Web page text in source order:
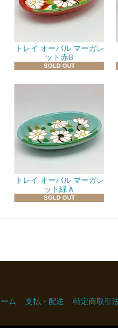
トレイ オーバル マーガレ
ット赤B
SOLD OUT
トレイ オーバル マーガレ
ット緑Ａ
SOLD OUT
ム 支払・配送 特定商取引